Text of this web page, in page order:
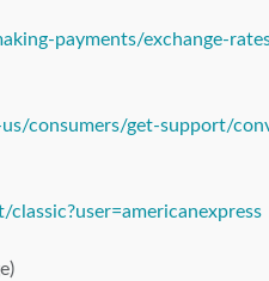
payments/exchange-
consumers/get-support/